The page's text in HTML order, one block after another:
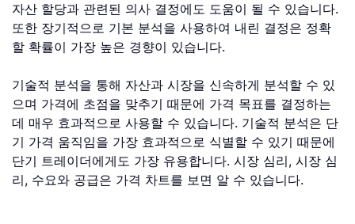
자산 할당과 관련된 의사 결정에도 도움이 될 수 있습니다.
또한 장기적으로 기본 분석을 사용하여 내린 결정은 정확
할 확률이 가장 높은 경향이 있습니다.
기술적 분석을 통해 자산과 시장을 신속하게 분석할 수 있
으며 가격에 초점을 맞추기 때문에 가격 목표를 결정하는
데 매우 효과적으로 사용할 수 있습니다. 기술적 분석은 단
기 가격 움직임을 가장 효과적으로 식별할 수 있기 때문에
단기 트레이더에게도 가장 유용합니다. 시장 심리, 시장 심
리, 수요와 공급은 가격 차트를 보면 알 수 있습니다.